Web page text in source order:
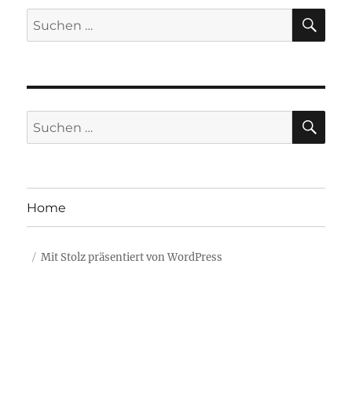
Suche
nach:
Suche
nach:
Home
Mit Stolz präsentiert von WordPress